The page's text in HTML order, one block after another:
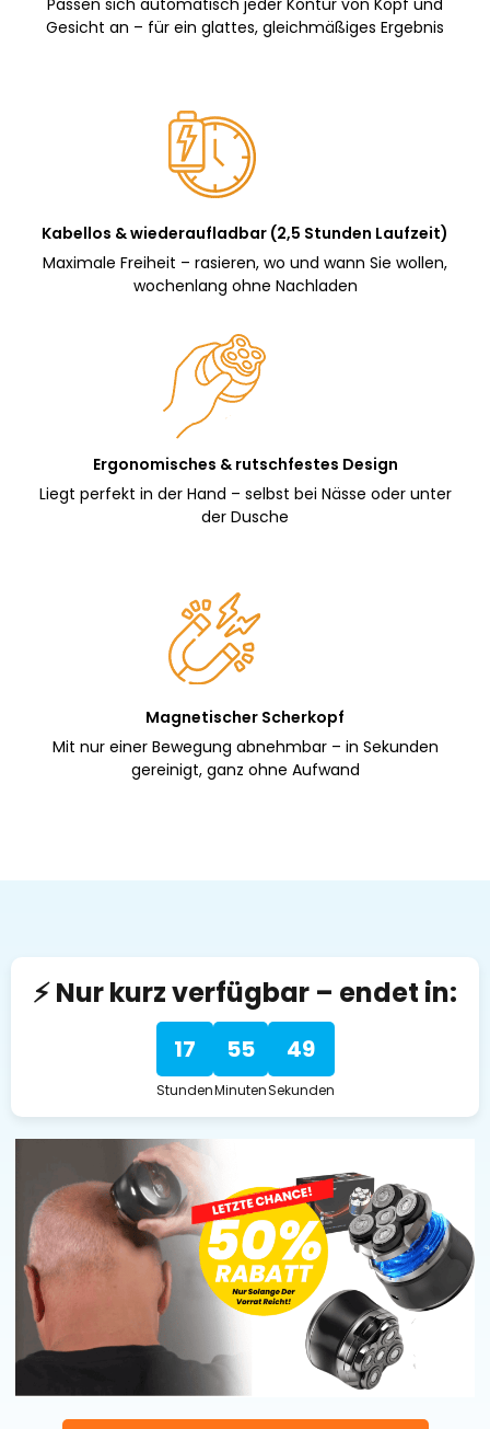
Gesicht an – für ein glattes, gleichmäßiges Ergebnis
Kabellos & wiederaufladbar (2,5 Stunden Laufzeit)
Maximale Freiheit – rasieren, wo und wann Sie wollen,
wochenlang ohne Nachladen
Ergonomisches & rutschfestes Design
Liegt perfekt in der Hand – selbst bei Nässe oder unter
der Dusche
Magnetischer Scherkopf
Mit nur einer Bewegung abnehmbar – in Sekunden
gereinigt, ganz ohne Aufwand
⚡ Nur kurz verfügbar – endet in:
17
Stunden
55
Minuten
48
Sekunden